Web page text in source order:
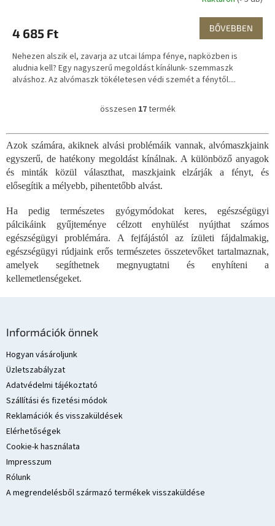
4 685 Ft BŐVEBBEN
Nehezen alszik el, zavarja az utcai lámpa fénye, napközben is
aludnia kell? Egy nagyszerű megoldást kínálunk- szemmaszk
alváshoz. Az alvómaszk tökéletesen védi szemét a fénytől....
L
s
t
a
i
r
n
y
í
t
á
s
összesen 17termék
Azok számára, akiknek alvási problémáik vannak, alvómaszkjaink
egyszerű, de hatékony megoldást kínálnak. A különböző anyagok
és minták közül választhat, maszkjaink elzárják a fényt, és
elősegítik a mélyebb, pihentetőbb alvást.
Ha pedig természetes gyógymódokat keres, egészségügyi
pálcikáink gyűjteménye célzott enyhülést nyújthat számos
egészségügyi problémára. A fejfájástól az ízületi fájdalmakig,
egészségügyi rúdjaink erős természetes összetevőket tartalmaznak,
amelyek segíthetnek megnyugtatni és enyhíteni a
kellemetlenségeket.
Információk önnek
Hogyan vásároljunk
Üzletszabályzat
Adatvédelmi tájékoztató
Szállítási és fizetési módok
Reklamációk és visszaküldések
Elérhetőségek
Cookie-k használata
Impresszum
Rólunk
A megrendelésből származó termékek visszaküldése